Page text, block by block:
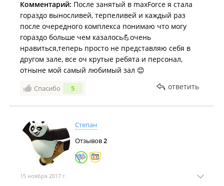
Комментарий: После занятый в maxForce я стала
гораздо выносливей, терпеливей и каждый раз
после очередного комплекса понимаю что могу
гораздо больше чем казалось💪очень
нравиться,теперь просто не представляю себя в
другом зале, все оч крутые ребята и персонал,
отныне мой самый любимый зал 😊
Спасибо 5 ответить
Степан
Отзывов2
15 ноября 2017 г.